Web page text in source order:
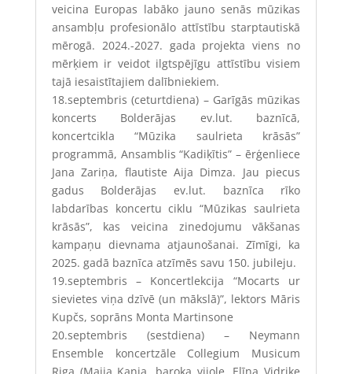
veicina Europas labāko jauno senās mūzikas
ansambļu profesionālo attīstību starptautiskā
mērogā. 2024.-2027. gada projekta viens no
mērķiem ir veidot ilgtspējīgu attīstību visiem
tajā iesaistītajiem dalībniekiem.
18.septembris (ceturtdiena) – Garīgās mūzikas
koncerts Bolderājas ev.lut. baznīcā,
koncertcikla “Mūzika saulrieta krāsās”
programmā, Ansamblis “Kadiķītis” – ērģenliece
Jana Zariņa, flautiste Aija Dimza. Jau piecus
gadus Bolderājas ev.lut. baznīca rīko
labdarības koncertu ciklu “Mūzikas saulrieta
krāsās”, kas veicina zinedojumu vākšanas
kampaņu dievnama atjaunošanai. Zīmīgi, ka
2025. gadā baznīca atzīmēs savu 150. jubileju.
19.septembris – Koncertlekcija “Mocarts ur
sievietes viņa dzīvē (un mākslā)”, lektors Māris
Kupčs, soprāns Monta Martinsone
20.septembris (sestdiena) – Neymann
Ensemble koncertzāle Collegium Musicum